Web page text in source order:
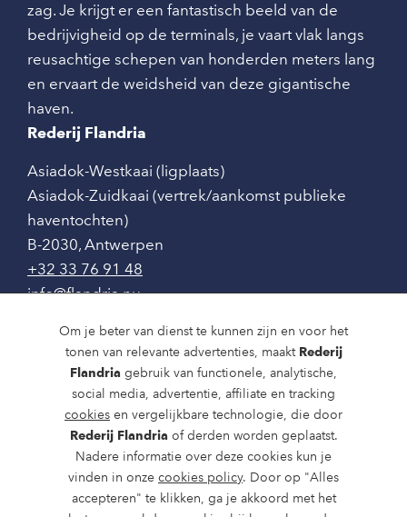
Om je beter van dienst te kunnen zijn en voor het
tonen van relevante advertenties, maakt Rederij
Flandria gebruik van functionele, analytische,
social media, advertentie, affiliate en tracking
cookies en vergelijkbare technologie, die door
Rederij Flandria of derden worden geplaatst.
Nadere informatie over deze cookies kun je
vinden in onze cookies policy. Door op "Alles
accepteren" te klikken, ga je akkoord met het
zag. Je krijgt er een fantastisch beeld van de
bedrijvigheid op de terminals, je vaart vlak langs
reusachtige schepen van honderden meters lang
en ervaart de weidsheid van deze gigantische
haven.
Rederij Flandria
Asiadok-Westkaai (ligplaats)
Asiadok-Zuidkaai (vertrek/aankomst publieke
haventochten)
B-2030, Antwerpen
+32 33 76 91 48
info@flandria.nu
Contact
Vaaragenda
Rondvaarten en dagtochten
Nieuws
Over ons